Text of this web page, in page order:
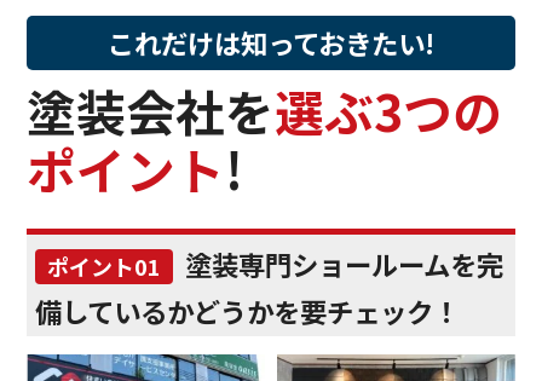
これだけは知っておきたい!
塗装会社を選ぶ3つの
ポイント!
ポイント01
塗装専門ショールームを完
備しているかどうかを要チェック！